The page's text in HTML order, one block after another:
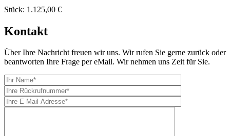
Stück: 1.125,00 €
Kontakt
Über Ihre Nachricht freuen wir uns. Wir rufen Sie gerne zurück oder
beantworten Ihre Frage per eMail. Wir nehmen uns Zeit für Sie.